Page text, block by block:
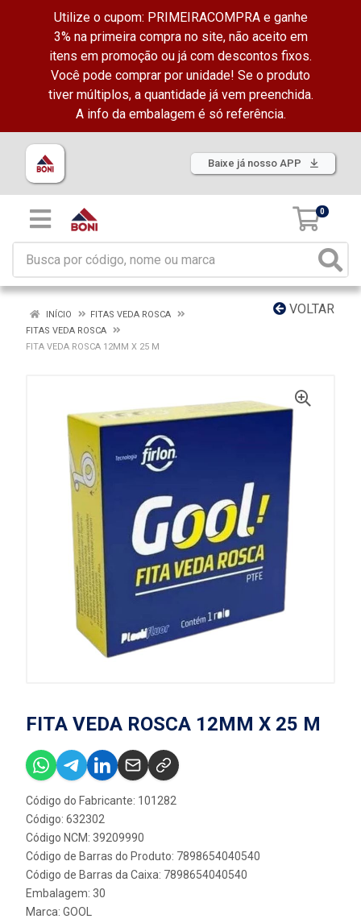
Utilize o cupom: PRIMEIRACOMPRA e ganhe
3% na primeira compra no site, não aceito em
itens em promoção ou já com descontos fixos.
Você pode comprar por unidade! Se o produto
tiver múltiplos, a quantidade já vem preenchida.
A info da embalagem é só referência.
Baixe já nosso APP
0
VOLTAR
INÍCIO
FITAS VEDA ROSCA
FITAS VEDA ROSCA
FITA VEDA ROSCA 12MM X 25 M
FITA VEDA ROSCA 12MM X 25 M
Código do Fabricante: 101282
Código: 632302
Código NCM: 39209990
Código de Barras do Produto: 7898654040540
Código de Barras da Caixa: 7898654040540
Embalagem: 30
Marca: GOOL